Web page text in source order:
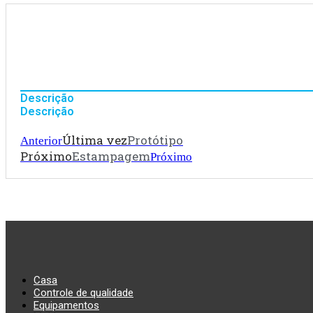
Descrição
Descrição
AnteriorÚltima vezProtótipo
PróximoEstampagemPróximo
Casa
Controle de qualidade
Equipamentos